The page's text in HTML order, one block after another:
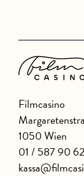
Filmcasino
1050 Wien
01 / 587 90 62